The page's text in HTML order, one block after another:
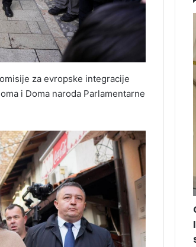
za evropske integracije
i Doma naroda Parlamentarne